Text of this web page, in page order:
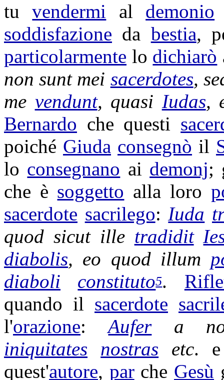
tuvendermi al demonio
soddisfazione da bestia,
particolarmente lo dichiarò
non sunt mei sacerdotes,
me vendunt, quasi Iudas,
Bernardo che questi
poiché Giuda consegnò il
lo consegnano ai demonj;
che è soggetto alla loro
sacerdote sacrilego: Iuda
quod sicut ille tradidit
diabolis, eo quod illum
diaboli
constituto5.
quando il sacerdote
l'orazione:Aufera
iniquitates
nostras etc.
quest'autore, parche Gesù